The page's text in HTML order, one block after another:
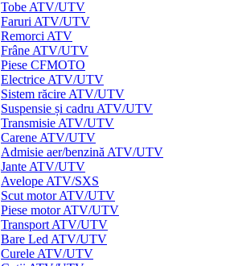
Tobe ATV/UTV
Faruri ATV/UTV
Remorci ATV
Frâne ATV/UTV
Piese CFMOTO
Electrice ATV/UTV
Sistem răcire ATV/UTV
Suspensie și cadru ATV/UTV
Transmisie ATV/UTV
Carene ATV/UTV
Admisie aer/benzină ATV/UTV
Jante ATV/UTV
Avelope ATV/SXS
Scut motor ATV/UTV
Piese motor ATV/UTV
Transport ATV/UTV
Bare Led ATV/UTV
Curele ATV/UTV